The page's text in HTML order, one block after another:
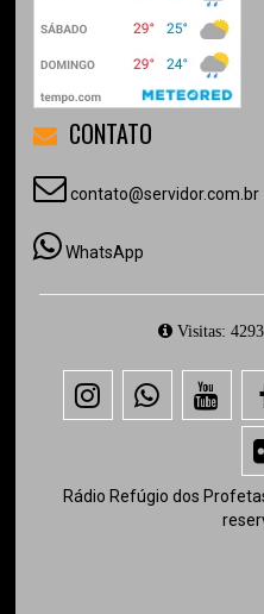
CONTATO
contato@servidor.com.br
WhatsApp
Visitas:
Rádio Refúgio dos